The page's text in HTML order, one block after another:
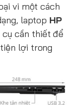
vi một cách
laptop HP
cần thiết để
lợi trong